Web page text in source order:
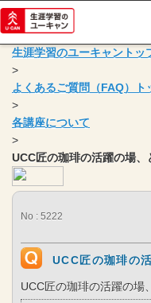
生涯学習のユーキャントッ
>
よくあるご質問（FAQ）ト
>
各講座について
>
UCC匠の珈琲の活躍の場、
No : 5222
UCC匠の珈琲の
UCC匠の珈琲の活躍の場